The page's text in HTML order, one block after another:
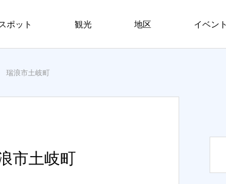
スポット 観光 地区 イベント
浪市土岐町
市土岐町